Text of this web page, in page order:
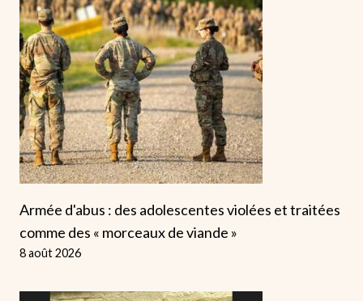
Armée d'abus : des adolescentes violées et traitées
comme des « morceaux de viande »
8 août 2026